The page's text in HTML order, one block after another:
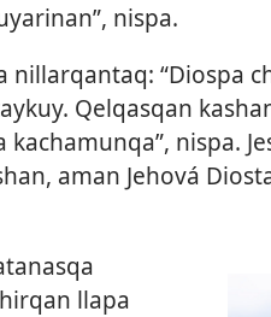
nispa.
nillarqantaq: “Diospa
Qelqasqan
nispa.
aman Jehová
llapa